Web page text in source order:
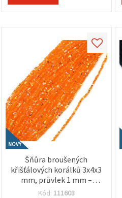
NOVÝ
Šňůra broušených
křišťálových korálků 3x4x3
mm, průvlek 1 mm –
zářivá transparentní
Kód: 111603